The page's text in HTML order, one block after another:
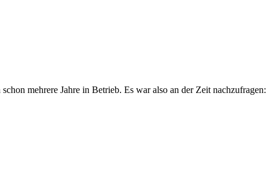
mehrere Jahre in Betrieb. Es war also an der Zeit nachzufragen: